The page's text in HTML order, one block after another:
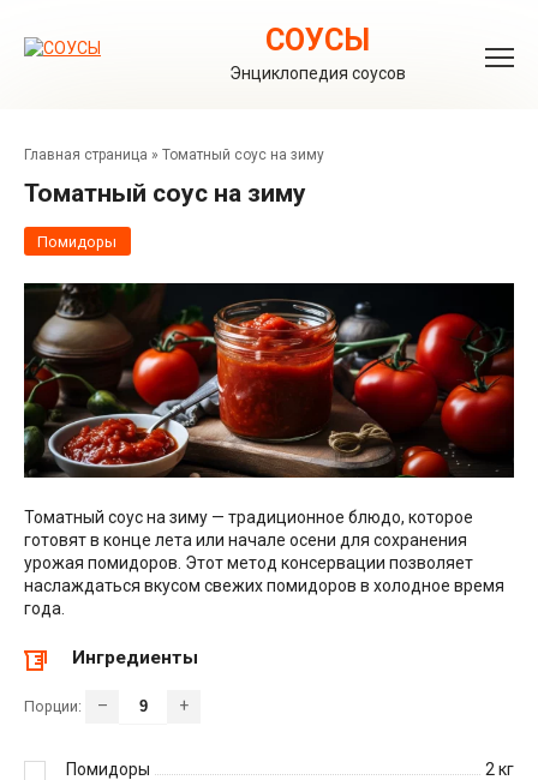
контенту
СОУСЫ
Энциклопедия соусов
Главная страница » Томатный соус на зиму
Томатный соус на зиму
Помидоры
Томатный соус на зиму — традиционное блюдо, которое
готовят в конце лета или начале осени для сохранения
урожая помидоров. Этот метод консервации позволяет
наслаждаться вкусом свежих помидоров в холодное время
года.
Ингредиенты
Порции: – +
Помидоры 2 кг